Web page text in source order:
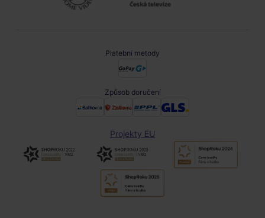
Platební metody
Způsob doručení
Projekty EU